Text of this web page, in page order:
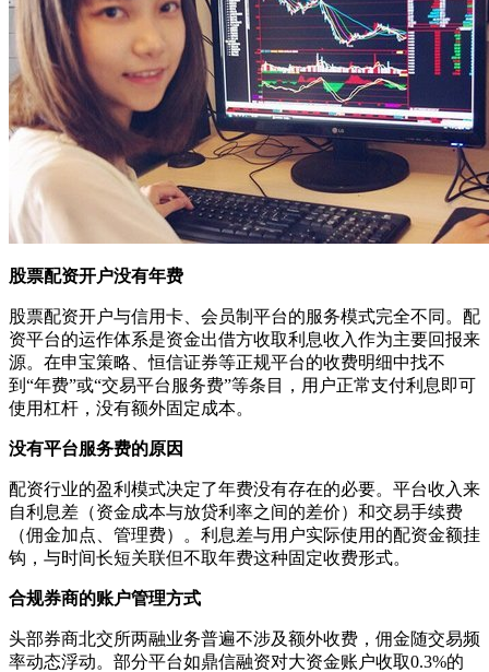
股票配资开户没有年费
股票配资开户与信用卡、会员制平台的服务模式完全不同。配
资平台的运作体系是资金出借方收取利息收入作为主要回报来
源。在申宝策略、恒信证券等正规平台的收费明细中找不
到“年费”或“交易平台服务费”等条目，用户正常支付利息即可
使用杠杆，没有额外固定成本。
没有平台服务费的原因
配资行业的盈利模式决定了年费没有存在的必要。平台收入来
自利息差（资金成本与放贷利率之间的差价）和交易手续费
（佣金加点、管理费）。利息差与用户实际使用的配资金额挂
钩，与时间长短关联但不取年费这种固定收费形式。
合规券商的账户管理方式
头部券商北交所两融业务普遍不涉及额外收费，佣金随交易频
率动态浮动。部分平台如鼎信融资对大资金账户收取0.3%的